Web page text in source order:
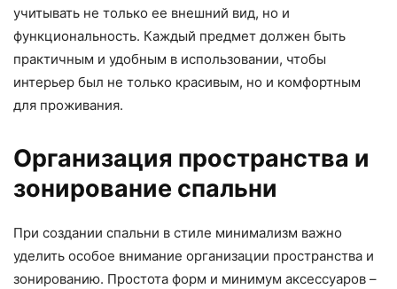
учитывать не только ее внешний вид, но и
функциональность. Каждый предмет должен быть
практичным и удобным в использовании, чтобы
интерьер был не только красивым, но и комфортным
для проживания.
Организация пространства и
зонирование спальни
При создании спальни в стиле минимализм важно
уделить особое внимание организации пространства и
зонированию. Простота форм и минимум аксессуаров –